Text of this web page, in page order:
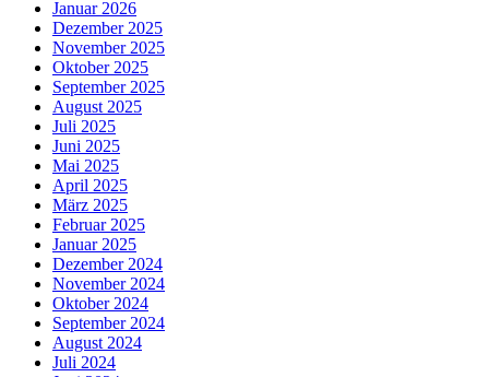
Januar 2026
Dezember 2025
November 2025
Oktober 2025
September 2025
August 2025
Juli 2025
Juni 2025
Mai 2025
April 2025
März 2025
Februar 2025
Januar 2025
Dezember 2024
November 2024
Oktober 2024
September 2024
August 2024
Juli 2024